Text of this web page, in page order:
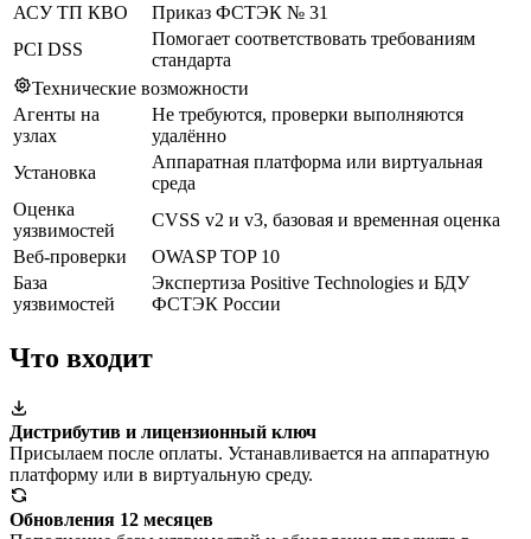
АСУ ТП КВО
Приказ ФСТЭК № 31
PCI DSS
Помогает соответствовать требованиям
стандарта
Технические возможности
Агенты на
узлах
Не требуются, проверки выполняются
удалённо
Установка
Аппаратная платформа или виртуальная
среда
Оценка
уязвимостей
CVSS v2 и v3, базовая и временная оценка
Веб-проверки
OWASP TOP 10
База
уязвимостей
Экспертиза Positive Technologies и БДУ
ФСТЭК России
Что входит
Дистрибутив и лицензионный ключ
Присылаем после оплаты. Устанавливается на аппаратную
платформу или в виртуальную среду.
Обновления 12 месяцев